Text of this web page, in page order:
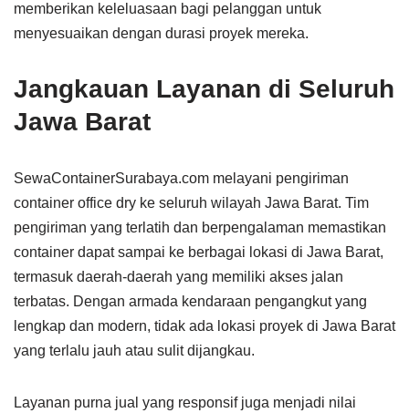
memberikan keleluasaan bagi pelanggan untuk
menyesuaikan dengan durasi proyek mereka.
Jangkauan Layanan di Seluruh
Jawa Barat
SewaContainerSurabaya.com melayani pengiriman
container office dry ke seluruh wilayah Jawa Barat. Tim
pengiriman yang terlatih dan berpengalaman memastikan
container dapat sampai ke berbagai lokasi di Jawa Barat,
termasuk daerah-daerah yang memiliki akses jalan
terbatas. Dengan armada kendaraan pengangkut yang
lengkap dan modern, tidak ada lokasi proyek di Jawa Barat
yang terlalu jauh atau sulit dijangkau.
Layanan purna jual yang responsif juga menjadi nilai